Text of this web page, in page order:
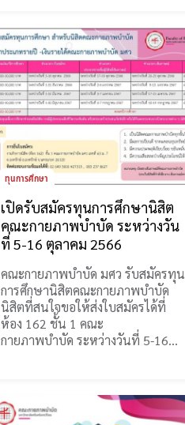
ทุนการศึกษา
เปิดรับสมัครทุนการศึกษานิสิต
คณะกายภาพบำบัด ระหว่างวัน
ที่ 5-16 ตุลาคม 2566
คณะกายภาพบำบัด มศว รับสมัครทุน
การศึกษานิสิตคณะกายภาพบำบัด
นิสิตที่สนใจขอให้ส่งใบสมัครได้ที่
ห้อง 162 ชั้น 1 คณะ
กายภาพบำบัด ระหว่างวันที่ 5-16…